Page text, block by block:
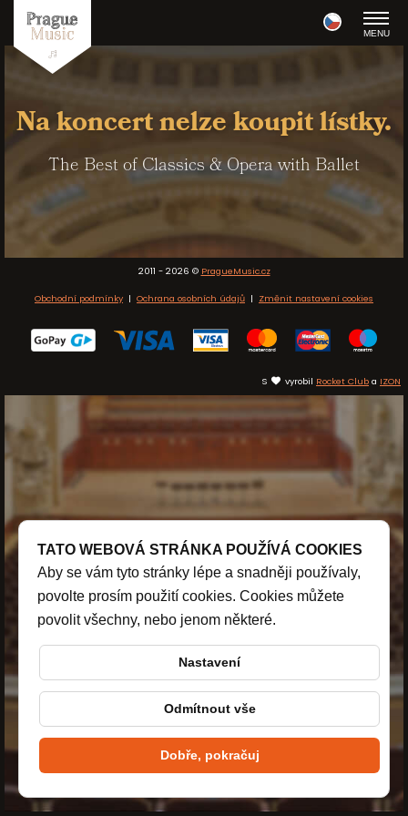
MENU
Na koncert nelze koupit lístky.
The Best of Classics & Opera with Ballet
2011 - 2026 © PragueMusic.cz
Obchodní podmínky | Ochrana osobních údajů | Změnit nastavení cookies
S vyrobil Rocket Club a IZON
TATO WEBOVÁ STRÁNKA POUŽÍVÁ COOKIES
Aby se vám tyto stránky lépe a snadněji používaly,
povolte prosím použití cookies. Cookies můžete
povolit všechny, nebo jenom některé.
Nastavení
Odmítnout vše
Dobře, pokračuj